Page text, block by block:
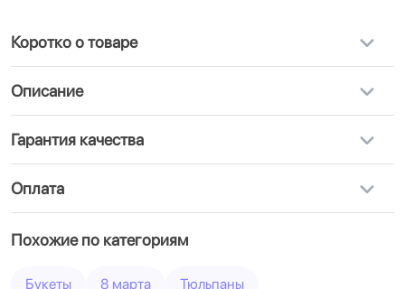
Коротко о товаре
Описание
Гарантия качества
Оплата
Похожие по категориям
Букеты 8 марта Тюльпаны